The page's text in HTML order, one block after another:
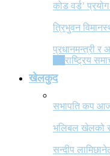
कोड वर्ड’
त्रिभुवन
प्रधानमन्त्री र
राष्ट्रिय
खेलकुद
सभापति कप
भलिबल खेलको
सन्दीप